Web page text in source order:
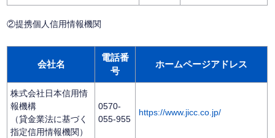
②提携個人信用情報機関
会社名
電話番
号
ホームページアドレス
株式会社日本信用情
報機構
（貸金業法に基づく
指定信用情報機関）
0570-
055-955
https://www.jicc.co.jp/